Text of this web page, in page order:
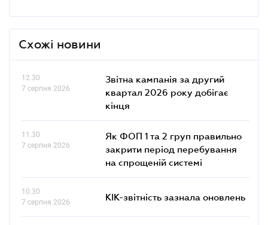
Схожі новини
12.30
7 серпня 2026
Звітна кампанія за другий
квартал 2026 року добігає
кінця
11.30
7 серпня 2026
Як ФОП 1 та 2 груп правильно
закрити період перебування
на спрощеній системі
10.30
7 серпня 2026
КІК-звітність зазнала оновлень